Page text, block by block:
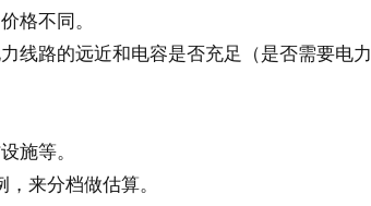
格不同。
线路的远近和电容是否充足（是否需要电力
施等。
来分档做估算。